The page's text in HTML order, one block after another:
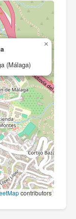
(Málaga)
×
contributors